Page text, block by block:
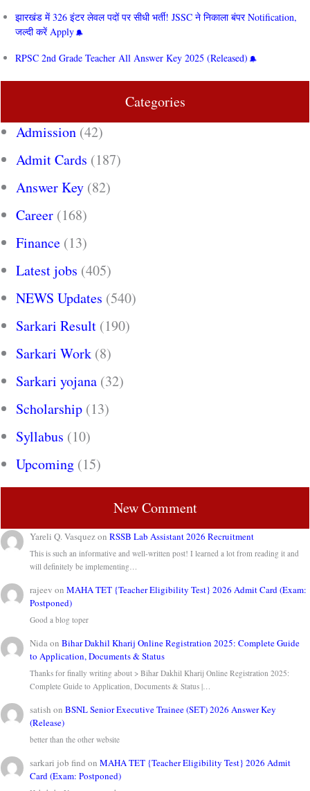
झारखंड में 326 इंटर लेवल पदों पर सीधी भर्ती! JSSC ने निकाला बंपर Notification,
जल्दी करें Apply
RPSC 2nd Grade Teacher All Answer Key 2025 (Released)
Categories
Admission (42)
Admit Cards (187)
Answer Key (82)
Career (168)
Finance (13)
Latest jobs (405)
NEWS Updates (540)
Sarkari Result (190)
Sarkari Work (8)
Sarkari yojana (32)
Scholarship (13)
Syllabus (10)
Upcoming (15)
New Comment
Yareli Q. VasquezonRSSB Lab Assistant 2026 Recruitment
This is such an informative and well-written post! I learned a lot from reading it and
will definitely be implementing…
rajeev onMAHA TET {Teacher Eligibility Test} 2026 Admit Card (Exam:
Postponed)
Good a blog toper
NidaonBihar Dakhil Kharij Online Registration 2025: Complete Guide
to Application, Documents & Status
Thanks for finally writing about > Bihar Dakhil Kharij Online Registration 2025:
Complete Guide to Application, Documents & Status |…
satish onBSNL Senior Executive Trainee (SET) 2026 Answer Key
(Release)
better than the other website
sarkari job find onMAHA TET {Teacher Eligibility Test} 2026 Admit
Card (Exam: Postponed)